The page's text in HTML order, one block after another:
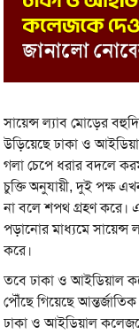
সায়েন্স ল্যাব মোড়ের
উড়িয়েছে ঢাকা ও
গলা চেপে ধরার বদলে
চুক্তি অনুযায়ী, দুই পক্ষ
না বলে শপথ গ্রহণ করে।
পড়ানোর মাধ্যমে সায়েন্স
করে।
তবে ঢাকা ও আইডিয়াল
পৌঁছে গিয়েছে
ঢাকা ও আইডিয়াল